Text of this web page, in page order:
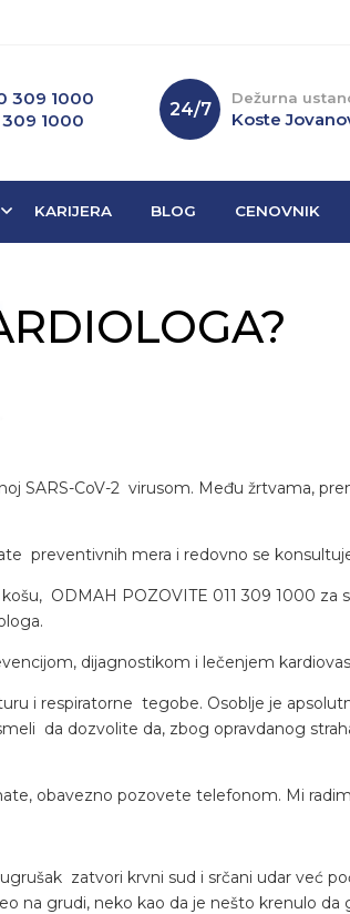
309 1000
309 1000
24/7
Dežurna
Koste
KARIJERA BLOG CENOVNIK
SARS-CoV-2 virusom. Među žrtvama,
preventivnih mera i redovno se
ODMAH POZOVITE 011 309 1000 za
dijagnostikom i lečenjem
i respiratorne tegobe. Osoblje je
da dozvolite da, zbog opravdanog
obavezno pozovete telefonom. Mi
zatvori krvni sud i srčani udar već
na grudi, neko kao da je nešto krenulo